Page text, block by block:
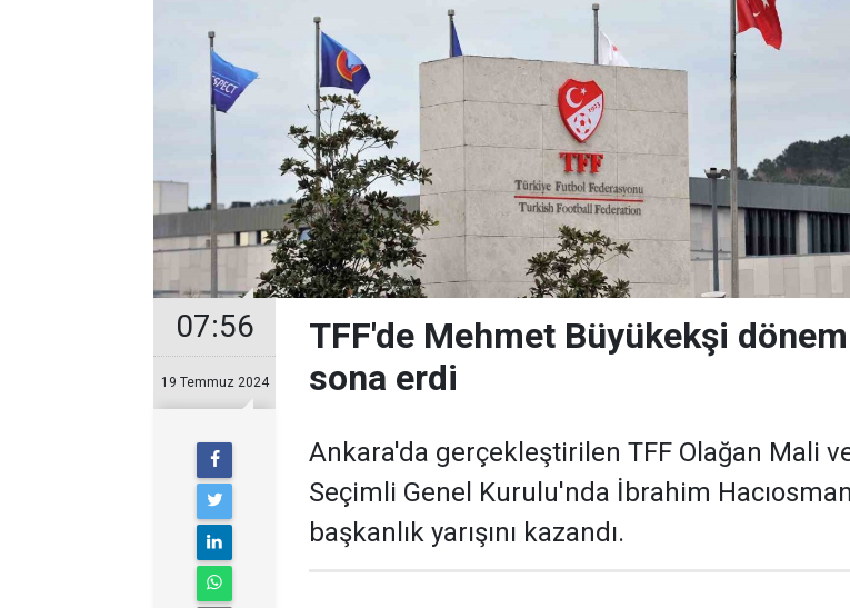
07:56
19 Temmuz 2024
TFF'de Mehmet Büyükekşi
sona erdi
Ankara'da gerçekleştirilen TFF Olağan Mali
Seçimli Genel Kurulu'nda İbrahim
başkanlık yarışını kazandı.